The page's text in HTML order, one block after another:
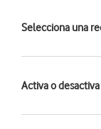
Selecciona una
Activa o